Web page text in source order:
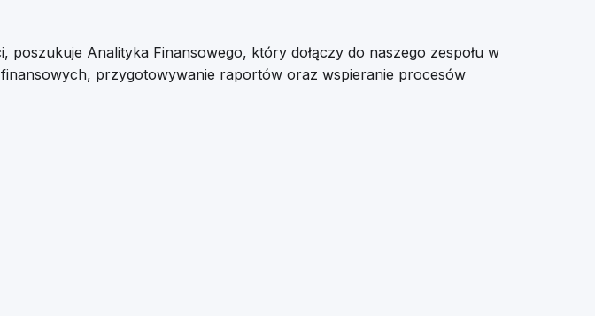
Analityka Finansowego, który dołączy do naszego zespołu w
przygotowywanie raportów oraz wspieranie procesów